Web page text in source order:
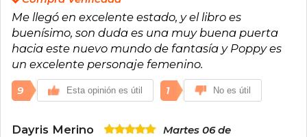
Me llegó en excelente estado, y el libro es
buenísimo, son duda es una muy buena puerta
hacia este nuevo mundo de fantasía y Poppy es
un excelente personaje femenino.
9 Esta opinión es útil 1 No es útil
Dayris Merino
Martes 06 de